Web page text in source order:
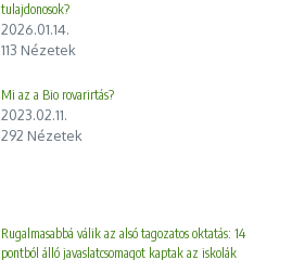
tulajdonosok?
2026.01.14.
113 Nézetek
Mi az a Bio rovarirtás?
2023.02.11.
292 Nézetek
Rugalmasabbá válik az alsó tagozatos oktatás: 14
pontból álló javaslatcsomagot kaptak az iskolák